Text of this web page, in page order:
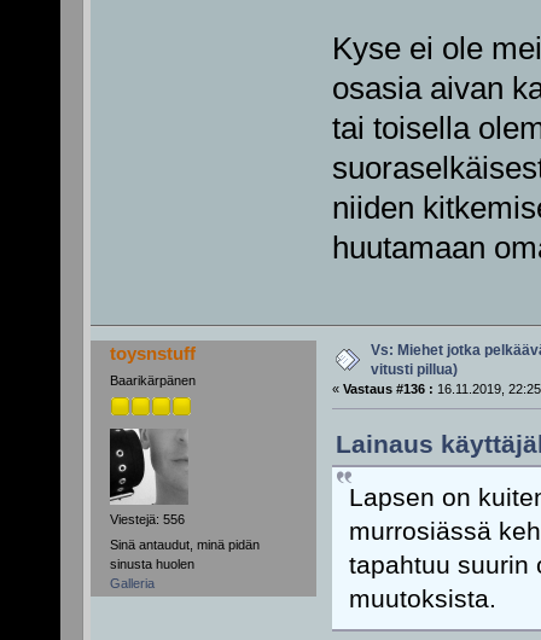
Kyse ei ole
osasia aivan
tai toisella
niiden
huutamaan
toysnstuff
Baarikärpänen
Viestejä: 556
Sinä antaudut, minä pidän
sinusta huolen
Galleria
Vs: Miehet jotka
vitusti pillua)
« Vastaus #136 : 16.11.2019,
Lainaus
Lapsen on
murrosiässä
tapahtuu suurin
muutoksista.